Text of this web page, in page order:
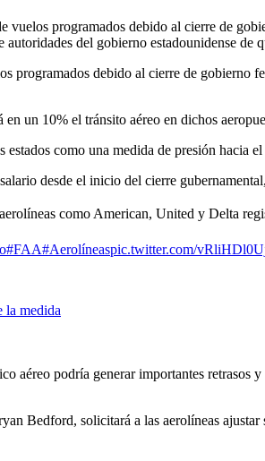
programados debido al cierre de
autoridades del gobierno estadounidense
programados debido al cierre de gobierno
un 10% el tránsito aéreo en dichos
como una medida de presión hacia
desde el inicio del cierre
como American, United y Delta
#FAA#Aerolíneaspic.twitter.com/
la medida
aéreo podría generar importantes
solicitará a las aerolíneas ajustar